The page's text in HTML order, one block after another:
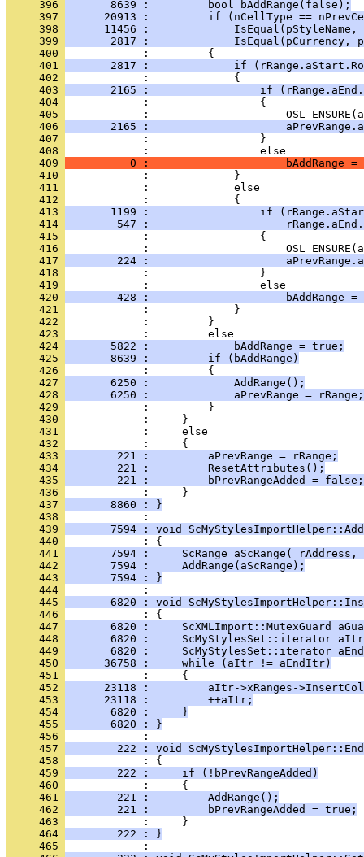
     396
       8639 :         bool bAddRange(false);
     397
20913 :         if (nCellType ==
     398
11456 :             IsEqual(pStyleName,
     399
2817 :             IsEqual(pCurrency,
     400
     401
2817 :             if
     402
     403
2165 :                 if
     404
     405
     406
2165 :
     407
     408
     409
0 :                     bAddRange =
     410
     411
     412
     413
1199 :                 if
     414
547 :
     415
     416
     417
224 :
     418
     419
     420
428 :                     bAddRange =
     421
     422
     423
     424
       5822 :             bAddRange = true;
     425
       8639 :         if (bAddRange)
     426
     427
       6250 :             AddRange();
     428
       6250 :             aPrevRange = rRange;
     429
     430
     431
     432
     433
        221 :         aPrevRange = rRange;
     434
        221 :         ResetAttributes();
     435
        221 :         bPrevRangeAdded = false;
     436
     437
       8860 : }
     438
     439
7594 : void
     440
     441
7594 :     ScRange aScRange( rAddress,
     442
       7594 :     AddRange(aScRange);
     443
       7594 : }
     444
     445
6820 : void
     446
     447
6820 :     ScXMLImport::MutexGuard
     448
6820 :     ScMyStylesSet::iterator
     449
6820 :     ScMyStylesSet::iterator
     450
      36758 :     while (aItr != aEndItr)
     451
     452
23118 :         aItr->xRanges-
     453
      23118 :         ++aItr;
     454
       6820 :     }
     455
       6820 : }
     456
     457
222 : void
     458
     459
        222 :     if (!bPrevRangeAdded)
     460
     461
        221 :         AddRange();
     462
        221 :         bPrevRangeAdded = true;
     463
     464
        222 : }
     465